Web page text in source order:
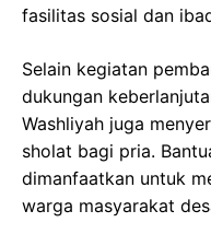
fasilitas sosial dan
Selain kegiatan
dukungan
Washliyah juga
sholat bagi pria.
dimanfaatkan untuk
warga masyarakat